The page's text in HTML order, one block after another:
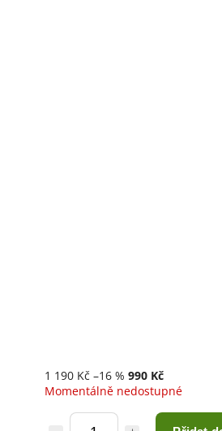
1 190 Kč –16 % 990 Kč
Momentálně nedostupné